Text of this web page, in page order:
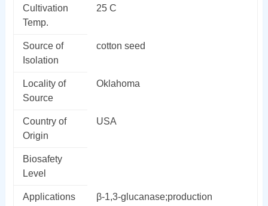
Cultivation
Temp.
25 C
Source of
Isolation
cotton seed
Locality of
Source
Oklahoma
Country of
Origin
USA
Biosafety
Level
Applications β-1,3-glucanase;production